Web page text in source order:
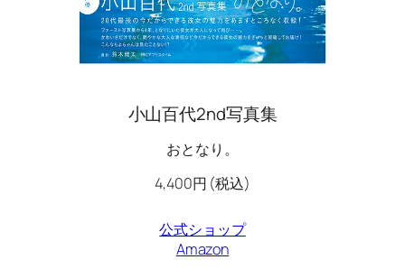
小山百代2nd写真集
おとなり。
4,400円 (税込)
公式ショップ
Amazon